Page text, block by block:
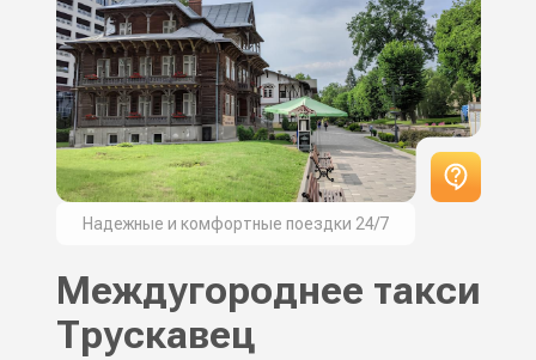
Надежные и комфортные поездки 24/7
Междугороднее такси
Трускавец